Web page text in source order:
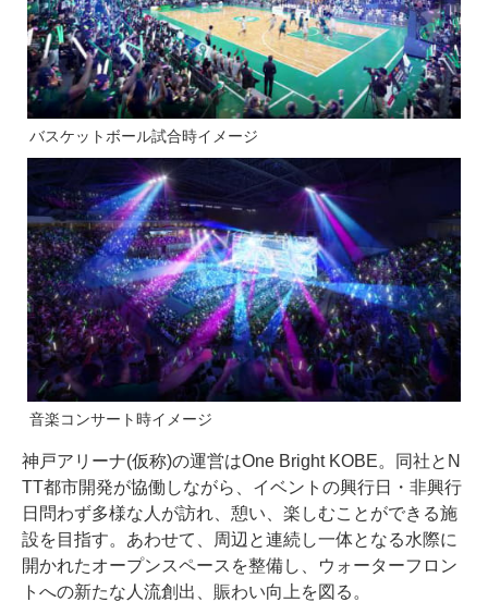
バスケットボール試合時イメージ
音楽コンサート時イメージ
神戸アリーナ(仮称)の運営はOne Bright KOBE。同社とN
TT都市開発が協働しながら、イベントの興行日・非興行
日問わず多様な人が訪れ、憩い、楽しむことができる施
設を目指す。あわせて、周辺と連続し一体となる水際に
開かれたオープンスペースを整備し、ウォーターフロン
トへの新たな人流創出、賑わい向上を図る。